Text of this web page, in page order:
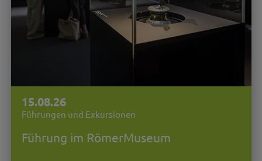
15.08.26
Führungen und Exkursionen
Führung im RömerMuseum